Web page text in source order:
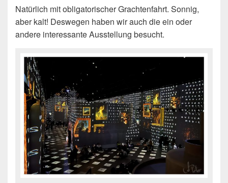
Natürlich mit obligatorischer Grachtenfahrt. Sonnig,
aber kalt! Deswegen haben wir auch die ein oder
andere interessante Ausstellung besucht.